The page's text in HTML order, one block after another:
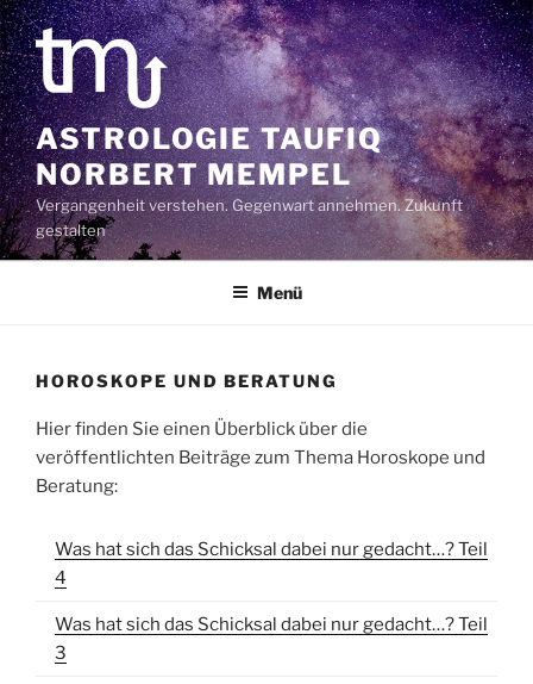
Zum
Inhalt
springen
ASTROLOGIE TAUFIQ
NORBERT MEMPEL
Vergangenheit verstehen. Gegenwart annehmen. Zukunft
gestalten
Menü
HOROSKOPE UND BERATUNG
Hier finden Sie einen Überblick über die
veröffentlichten Beiträge zum Thema Horoskope und
Beratung:
Was hat sich das Schicksal dabei nur gedacht…? Teil
4
Was hat sich das Schicksal dabei nur gedacht…? Teil
3